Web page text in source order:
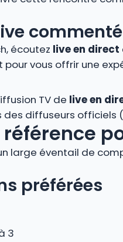
commenté
écoutez live en direct
vous offrir une
TV de live en
diffuseurs officiels (
large éventail de
préférées
3